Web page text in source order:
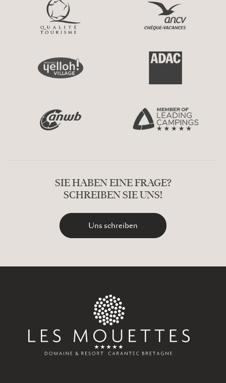
SIE HABEN EINE FRAGE?
SCHREIBEN SIE UNS!
Uns schreiben